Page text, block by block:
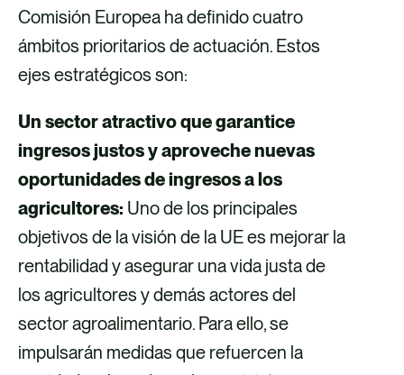
Comisión Europea ha definido cuatro
ámbitos prioritarios de actuación. Estos
ejes estratégicos son:
Un sector atractivo que garantice
ingresos justos y aproveche nuevas
oportunidades de ingresos a los
agricultores: Uno de los principales
objetivos de la visión de la UE es mejorar la
rentabilidad y asegurar una vida justa de
los agricultores y demás actores del
sector agroalimentario. Para ello, se
impulsarán medidas que refuercen la